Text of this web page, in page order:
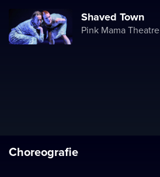
Shaved Town
Pink Mama Theatre
Choreografie